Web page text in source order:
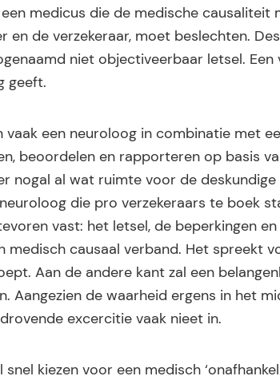
medicus die de medische
en de verzekeraar, moet beslechten.
niet objectiveerbaar letsel.
geeft.
vaak een neuroloog in combinatie met
beoordelen en rapporteren op basis
nogal al wat ruimte voor de
die pro verzekeraars te boek
vast: het letsel, de beperkingen
medisch causaal verband. Het spreekt
Aan de andere kant zal een
Aangezien de waarheid ergens in het
excercitie vaak nieet in.
snel kiezen voor een medisch